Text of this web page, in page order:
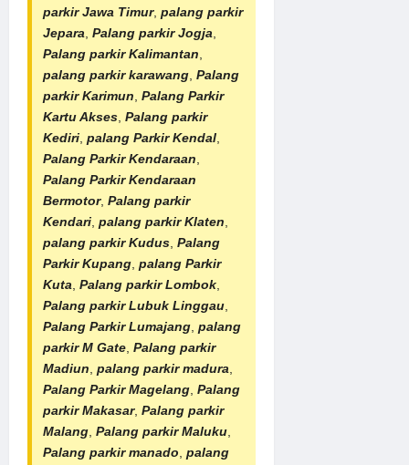
parkir Jawa Timur, palang parkir
Jepara, Palang parkir Jogja,
Palang parkir Kalimantan,
palang parkir karawang, Palang
parkir Karimun, Palang Parkir
Kartu Akses, Palang parkir
Kediri, palang Parkir Kendal,
Palang Parkir Kendaraan,
Palang Parkir Kendaraan
Bermotor, Palang parkir
Kendari, palang parkir Klaten,
palang parkir Kudus, Palang
Parkir Kupang, palang Parkir
Kuta, Palang parkir Lombok,
Palang parkir Lubuk Linggau,
Palang Parkir Lumajang, palang
parkir M Gate, Palang parkir
Madiun, palang parkir madura,
Palang Parkir Magelang, Palang
parkir Makasar, Palang parkir
Malang, Palang parkir Maluku,
Palang parkir manado, palang